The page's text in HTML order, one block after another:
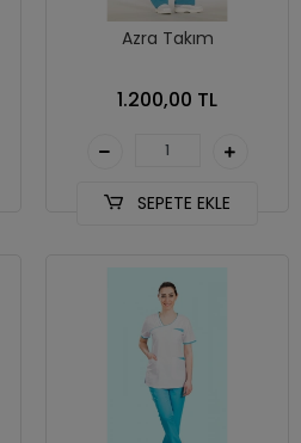
Azra Takım
1.200,00 TL
SEPETE EKLE